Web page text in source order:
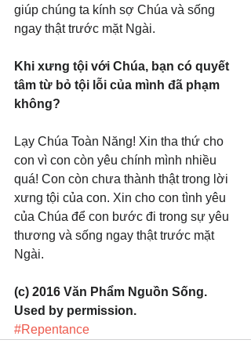
giúp chúng ta kính sợ Chúa và sống
ngay thật trước mặt Ngài.
Khi xưng tội với Chúa, bạn có quyết
tâm từ bỏ tội lỗi của mình đã phạm
không?
Lạy Chúa Toàn Năng! Xin tha thứ cho
con vì con còn yêu chính mình nhiều
quá! Con còn chưa thành thật trong lời
xưng tội của con. Xin cho con tình yêu
của Chúa để con bước đi trong sự yêu
thương và sống ngay thật trước mặt
Ngài.
(c) 2016 Văn Phẩm Nguồn Sống.
Used by permission.
#Repentance